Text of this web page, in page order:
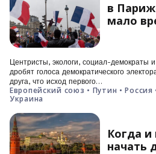
в
мало
Центристы, экологи, социал-демократы
дробят голоса демократического
друга, что исход первого…
Европейский союз • Путин • Россия
Украина
Когда и
начать